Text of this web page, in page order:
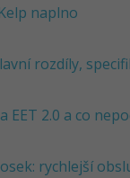
naplno
rozdíly,
EET 2.0 a co
rychlejší